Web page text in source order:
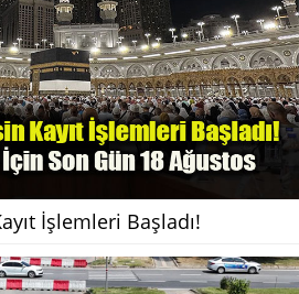
İşlemleri Başladı!